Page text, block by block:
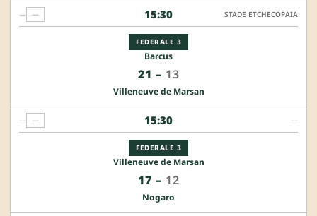
15:30
FEDERALE 3
Barcus
21 – 13
Villeneuve de Marsan
— — STADE ETCHECOPAIA
15:30
FEDERALE 3
Villeneuve de Marsan
17 – 12
Nogaro
— — —